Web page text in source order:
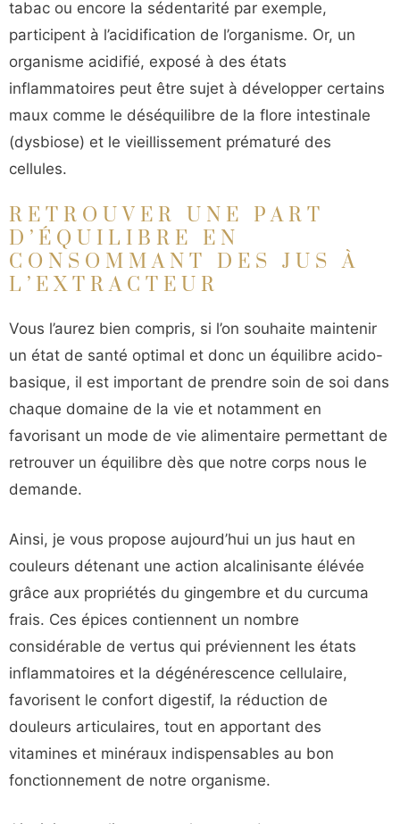
tabac ou encore la sédentarité par exemple,
participent à l’acidification de l’organisme. Or, un
organisme acidifié, exposé à des états
inflammatoires peut être sujet à développer certains
maux comme le déséquilibre de la flore intestinale
(dysbiose) et le vieillissement prématuré des
cellules.
RETROUVER UNE PART
D’ÉQUILIBRE EN
CONSOMMANT DES JUS À
L’EXTRACTEUR
Vous l’aurez bien compris, si l’on souhaite maintenir
un état de santé optimal et donc un équilibre acido-
basique, il est important de prendre soin de soi dans
chaque domaine de la vie et notamment en
favorisant un mode de vie alimentaire permettant de
retrouver un équilibre dès que notre corps nous le
demande.
Ainsi, je vous propose aujourd’hui un jus haut en
couleurs détenant une action alcalinisante élévée
grâce aux propriétés du gingembre et du curcuma
frais. Ces épices contiennent un nombre
considérable de vertus qui préviennent les états
inflammatoires et la dégénérescence cellulaire,
favorisent le confort digestif, la réduction de
douleurs articulaires, tout en apportant des
vitamines et minéraux indispensables au bon
fonctionnement de notre organisme.